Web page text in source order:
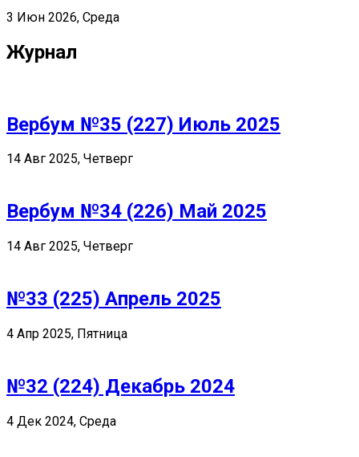
3 Июн 2026, Среда
Журнал
Вербум №35 (227) Июль 2025
14 Авг 2025, Четверг
Вербум №34 (226) Май 2025
14 Авг 2025, Четверг
№33 (225) Апрель 2025
4 Апр 2025, Пятница
№32 (224) Декабрь 2024
4 Дек 2024, Среда